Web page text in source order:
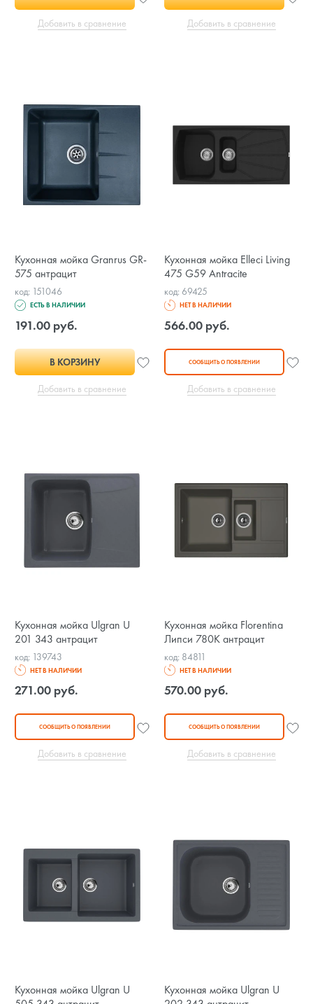
Добавить в сравнение Добавить в сравнение
Кухонная мойка Granrus GR-
575 антрацит
код: 151046
ЕСТЬ В НАЛИЧИИ
191.00 руб.
В КОРЗИНУ
Добавить в сравнение
Кухонная мойка Elleci Living
475 G59 Antracite
код: 69425
НЕТ В НАЛИЧИИ
566.00 руб.
СООБЩИТЬ О ПОЯВЛЕНИИ
Добавить в сравнение
Кухонная мойка Ulgran U
201 343 антрацит
код: 139743
НЕТ В НАЛИЧИИ
271.00 руб.
СООБЩИТЬ О ПОЯВЛЕНИИ
Добавить в сравнение
Кухонная мойка Florentina
Липси 780К антрацит
код: 84811
НЕТ В НАЛИЧИИ
570.00 руб.
СООБЩИТЬ О ПОЯВЛЕНИИ
Добавить в сравнение
Кухонная мойка Ulgran U
Кухонная мойка Ulgran U